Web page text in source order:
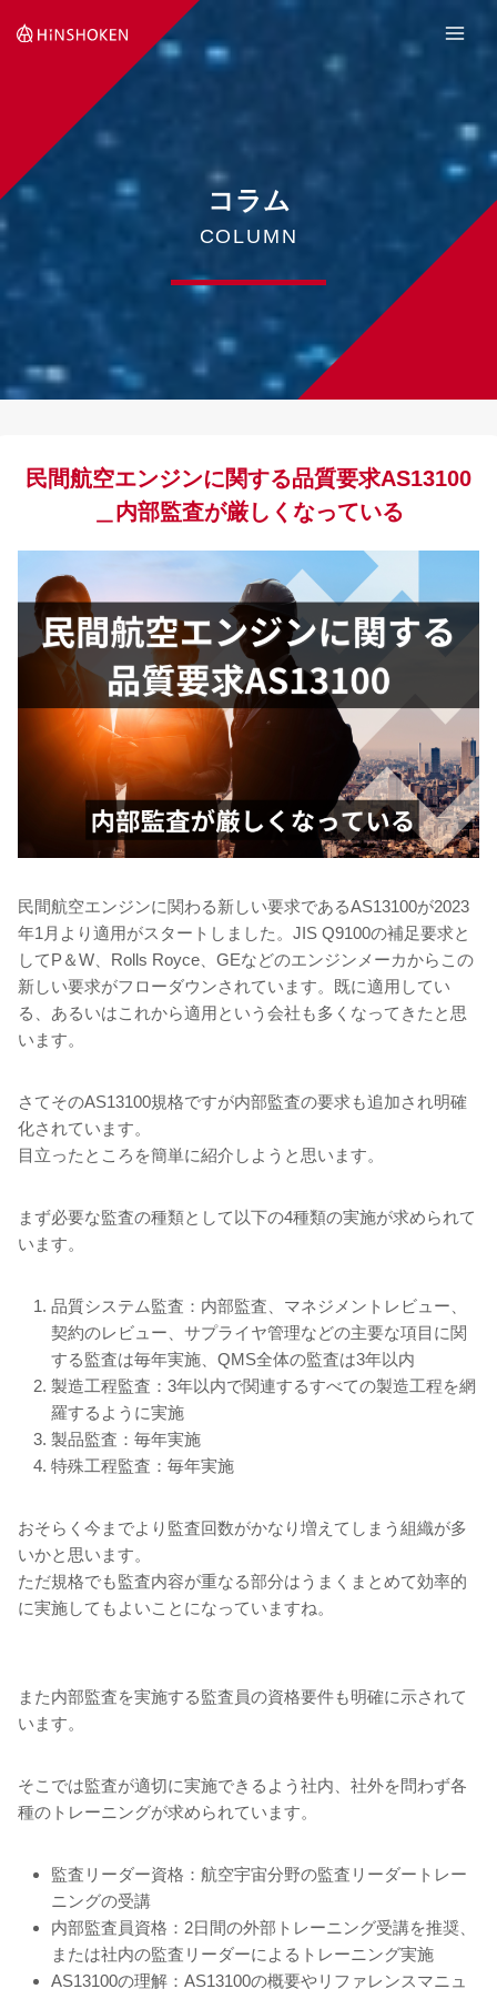
コラム
COLUMN
民間航空エンジンに関する品質要求AS13100
＿内部監査が厳しくなっている
民間航空エンジンに関わる新しい要求であるAS13100が2023
年1月より適用がスタートしました。JIS Q9100の補足要求と
してP＆W、Rolls Royce、GEなどのエンジンメーカからこの
新しい要求がフローダウンされています。既に適用してい
る、あるいはこれから適用という会社も多くなってきたと思
います。
さてそのAS13100規格ですが内部監査の要求も追加され明確
化されています。
目立ったところを簡単に紹介しようと思います。
まず必要な監査の種類として以下の4種類の実施が求められて
います。
品質システム監査：内部監査、マネジメントレビュー、
契約のレビュー、サプライヤ管理などの主要な項目に関
する監査は毎年実施、QMS全体の監査は3年以内
製造工程監査：3年以内で関連するすべての製造工程を網
羅するように実施
製品監査：毎年実施
特殊工程監査：毎年実施
おそらく今までより監査回数がかなり増えてしまう組織が多
いかと思います。
ただ規格でも監査内容が重なる部分はうまくまとめて効率的
に実施してもよいことになっていますね。
また内部監査を実施する監査員の資格要件も明確に示されて
います。
そこでは監査が適切に実施できるよう社内、社外を問わず各
種のトレーニングが求められています。
監査リーダー資格：航空宇宙分野の監査リーダートレー
ニングの受講
内部監査員資格：2日間の外部トレーニング受講を推奨、
または社内の監査リーダーによるトレーニング実施
AS13100の理解：AS13100の概要やリファレンスマニュ